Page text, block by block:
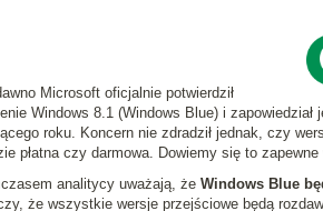
Microsoft oficjalnie potwierdził
Windows 8.1 (Windows Blue) i zapowiedział
roku. Koncern nie zdradził jednak, czy
płatna czy darmowa. Dowiemy się to
analitycy uważają, że Windows Blue
że wszystkie wersje przejściowe będą